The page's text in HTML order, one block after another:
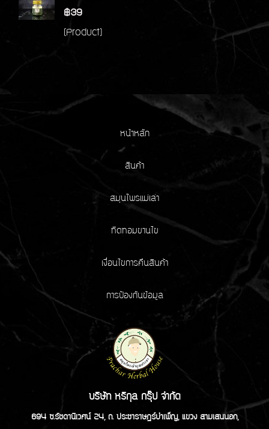
฿39
(Product)
หน้าหลัก
สินค้า
สมุนไพรแม่เล่า
ทิดทอมขานไข
เงื่อนไขการคืนสินค้า
การป้องกันข้อมูล
บริษัท หริกุล กรุ๊ป จำกัด
694 ซ.รัชดานิเวศน์ 24, ถ. ประชาราษฏร์บำเพ็ญ, แขวง สามเสนนอก,